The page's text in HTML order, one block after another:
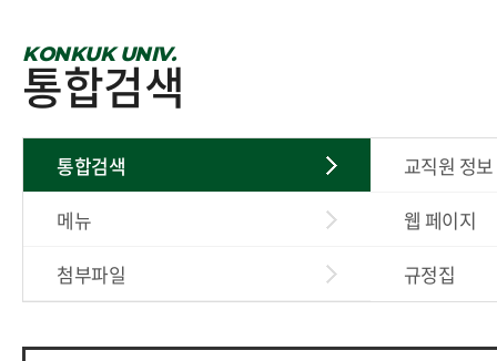
KONKUK UNIV.
통합검색
통합검색
교직원 정보
메뉴
웹 페이지
첨부파일
규정집